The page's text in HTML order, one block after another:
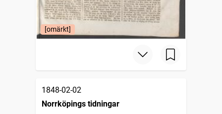
[omärkt]
1848-02-02
Norrköpings tidningar